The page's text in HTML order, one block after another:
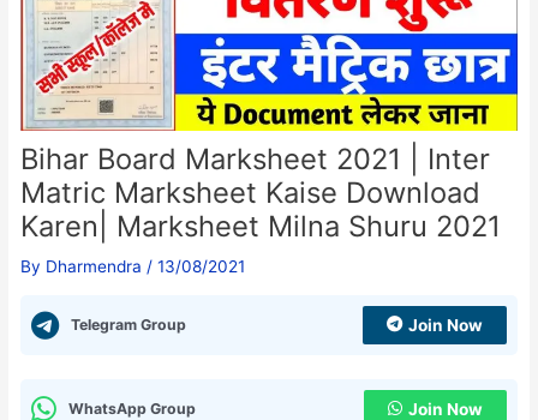
Bihar Board Marksheet 2021 | Inter
Matric Marksheet Kaise Download
Karen| Marksheet Milna Shuru 2021
By Dharmendra /13/08/2021
Telegram Group Join Now
WhatsApp Group Join Now